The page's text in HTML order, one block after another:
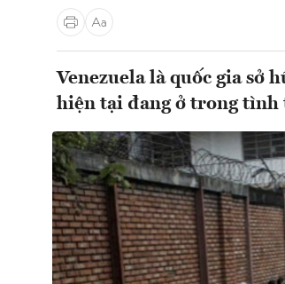
Venezuela là quốc gia sở
hiện tại đang ở trong tình